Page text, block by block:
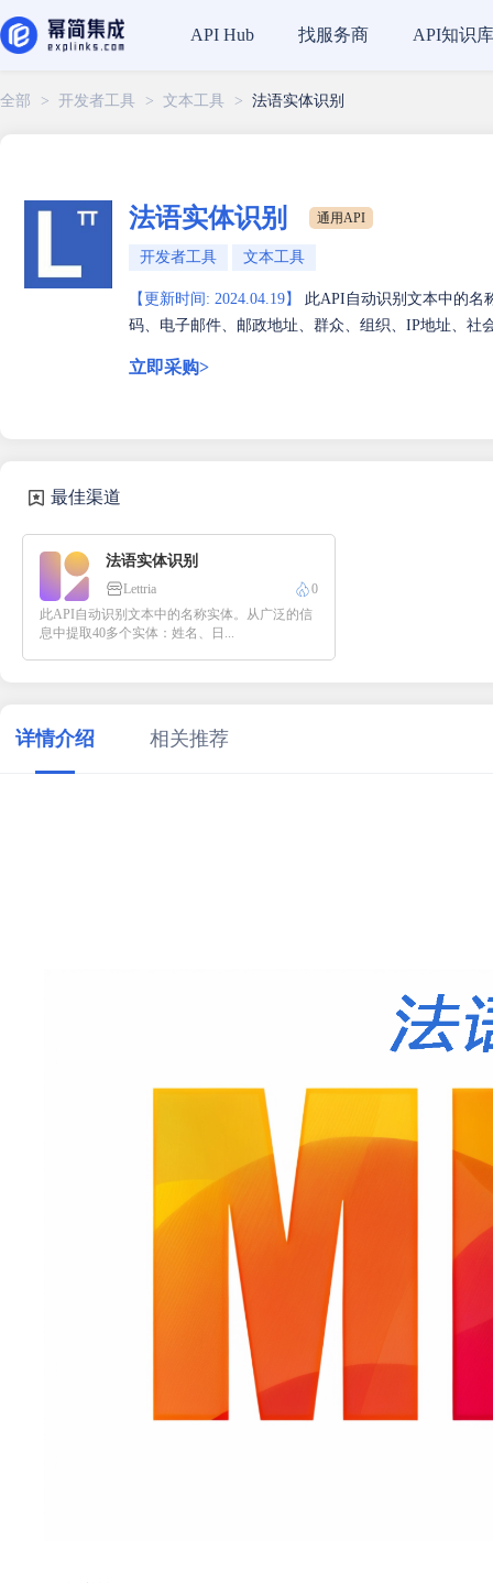
全部 > 开发者工具 > 文本工具 > 法语实体识别
法语实体识别 通用API
开发者工具 文本工具
【更新时间: 2024.04.19】
此API自动识别文本中的名
码、电子邮件、邮政地址、群众、组织、IP地址、社
立即采购>
最佳渠道
法语实体识别
Lettria
0
此API自动识别文本中的名称实体。从广泛的信
息中提取40多个实体：姓名、日...
详情介绍 相关推荐
API Hub 找服务商 API知识库